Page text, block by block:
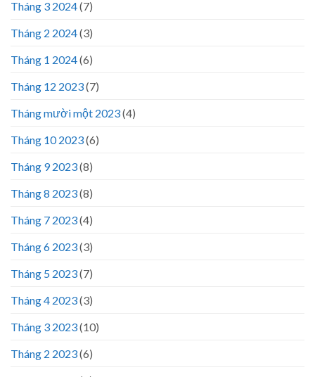
Tháng 3 2024(7)
Tháng 2 2024(3)
Tháng 1 2024(6)
Tháng 12 2023(7)
Tháng mười một 2023(4)
Tháng 10 2023(6)
Tháng 9 2023(8)
Tháng 8 2023(8)
Tháng 7 2023(4)
Tháng 6 2023(3)
Tháng 5 2023(7)
Tháng 4 2023(3)
Tháng 3 2023(10)
Tháng 2 2023(6)